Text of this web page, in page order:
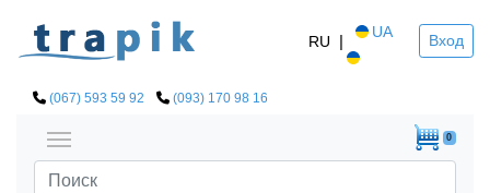
RU | UA Вход
(067) 593 59 92 (093) 170 98 16
0